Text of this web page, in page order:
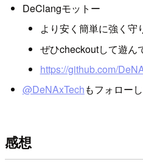
DeClangモットー
より安く簡単に強く守
ぜひcheckoutして遊ん
https://github.com/
@DeNAxTechもフォロー
感想